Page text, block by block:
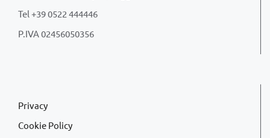
Tel +39 0522 444446
P.IVA 02456050356
Privacy
Cookie Policy